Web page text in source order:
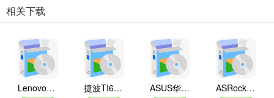
相关下载
Lenovo联想 Ideapad Z465/Z565系列笔记本 声卡驱动
捷波TI61AG-A主板BIOS
ASUS华硕F1A55-M LX3 R2.0主板BIOS
ASRock华擎IMB-A160主板BIOS